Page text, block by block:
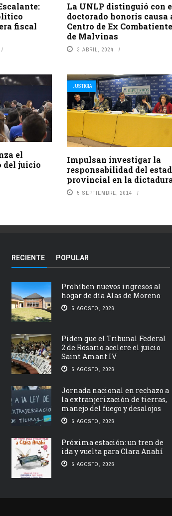
fiscal
La UNLP distinguió con
doctorado honoris causa
Centro de Ex
de Malvinas
3 ABRIL, 2024
el
del juicio
JUSTICIA
Impulsan investigar la
responsabilidad del
provincial en la
5 SEPTIEMBRE, 2014
RECIENTE POPULAR
Prohíben nuevos ingresos al
hogar de día Alas de Moreno
5 AGOSTO, 2026
Piden que el Tribunal Federal
2 de Rosario acelere el juicio
Saint Amant IV
5 AGOSTO, 2026
Jornada nacional en rechazo a
la extranjerización de tierras,
manejo del fuego y desalojos
5 AGOSTO, 2026
Próxima estación: un tren de
ida y vuelta para Clara Anahí
5 AGOSTO, 2026